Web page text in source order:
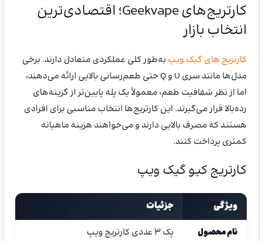
کارتریج‌های Geekvape؛ اقتصادی‌ترین
انتخاب بازار
کارتریج های گیک ویپ به‌طور کلی عملکردی متعادل دارند. برخی
مدل‌ها مانند سری U و Q حتی طعم‌رسانی بالایی ارائه می‌دهند،
اما از نظر شفافیت طعم، معمولاً یک پله پایین‌تر از گزینه‌های
رده‌بالا قرار می‌گیرند. این کارتریج‌ها انتخاب مناسبی برای افرادی
هستند که مصرف بالایی دارند و می‌خواهند هزینه ماهیانه
کمتری پرداخت کنند.
کارتریج کیو گیک ویپ
ویژگی جزئیات
نام محصول پک ۳ عددی کارتریج ویپ